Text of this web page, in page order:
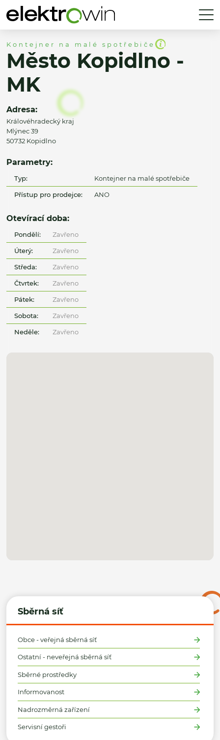
Sběrná síť
Obce - veřejná sběrná síť
Ostatní - neveřejná sběrná síť
Sběrné prostředky
Informovanost
Nadrozměrná zařízení
Servisní gestoři
Kontejner na malé spotřebiče
Město Kopidlno -
MK
Adresa:
Královéhradecký kraj
Mlýnec 39
50732 Kopidlno
Parametry:
Typ: Kontejner na malé spotřebiče
Přístup pro prodejce: ANO
Otevírací doba:
Pondělí: Zavřeno
Úterý: Zavřeno
Středa: Zavřeno
Čtvrtek: Zavřeno
Pátek: Zavřeno
Sobota: Zavřeno
Neděle: Zavřeno